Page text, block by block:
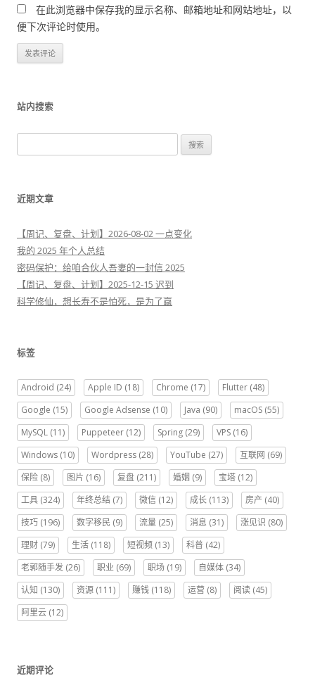
在此浏览器中保存我的显示名称、邮箱地址和网站地址，以
便下次评论时使用。
站内搜索
索
近期文章
【周记、复盘、计划】2026-08-02 一点变化
我的 2025 年个人总结
密码保护：给咱合伙人吾妻的一封信 2025
【周记、复盘、计划】2025-12-15 迟到
科学修仙，想长寿不是怕死，是为了赢
标签
Android (24) Apple ID (18) Chrome (17) Flutter (48)
Google (15) Google Adsense (10) Java (90) macOS (55)
MySQL (11) Puppeteer (12) Spring (29) VPS (16)
Windows (10) Wordpress (28) YouTube (27) 互联网 (69)
保险 (8) 图片 (16) 复盘 (211) 婚姻 (9) 宝塔 (12)
工具 (324) 年终总结 (7) 微信 (12) 成长 (113) 房产 (40)
技巧 (196) 数字移民 (9) 流量 (25) 消息 (31) 涨见识 (80)
理财 (79) 生活 (118) 短视频 (13) 科普 (42)
老郭随手发 (26) 职业 (69) 职场 (19) 自媒体 (34)
认知 (130) 资源 (111) 赚钱 (118) 运营 (8) 阅读 (45)
阿里云 (12)
近期评论